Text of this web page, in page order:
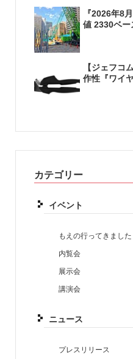
『2026年8
値 2330ベ
【ジェフコ
作性『ワイ
カテゴリー
イベント
もえの行ってきました
内覧会
展示会
講演会
ニュース
プレスリリース